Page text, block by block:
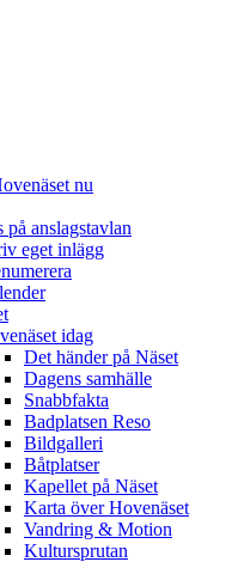
nu
på anslagstavlan
eget inlägg
idag
Det händer på Näset
Dagens samhälle
Snabbfakta
Badplatsen Reso
Bildgalleri
Båtplatser
Kapellet på Näset
Karta över Hovenäset
Vandring & Motion
Kultursprutan